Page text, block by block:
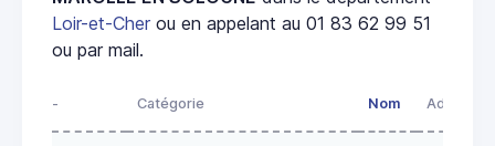
Loir-et-Cher ou en appelant au 01 83 62 99 51
ou par mail.
- Catégorie Nom Adresse